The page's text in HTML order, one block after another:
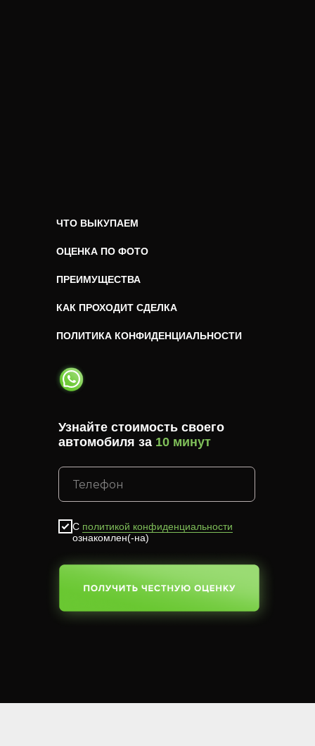
ПРЕИМУЩЕСТВА
ОЦЕНКА ПО ФОТО
ЧТО ВЫКУПАЕМ
КАК ПРОХОДИТ СДЕЛКА
Узнайте стоимость своего
автомобиля за 10 минут
С политикой конфиденциальности
ознакомлен(-на)
ПОЛИТИКА КОНФИДЕНЦИАЛЬНОСТИ